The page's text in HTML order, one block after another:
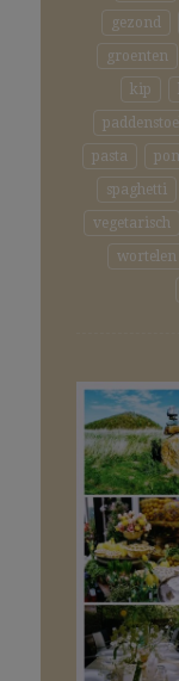
gezond
groenten
kip
pasta
spaghetti
vegetarisch
wortelen